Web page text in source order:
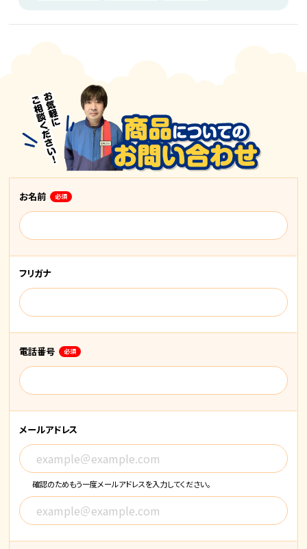
お名前 必須
フリガナ
電話番号 必須
メールアドレス
確認のためもう一度メールアドレスを入力してください。